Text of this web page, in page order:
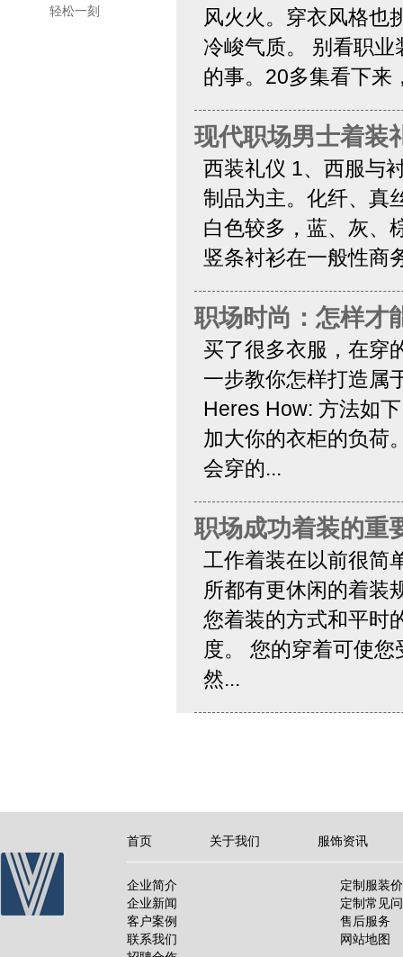
轻松一刻
风火火。穿衣风格也
冷峻气质。 别看职
的事。20多集看下来
现代职场男士着装
西装礼仪 1、西服与
制品为主。化纤、真
白色较多，蓝、灰、
竖条衬衫在一般性商
职场时尚：怎样才
买了很多衣服，在穿
一步教你怎样打造属
Heres How: 方法如
加大你的衣柜的负荷
会穿的...
职场成功着装的重
工作着装在以前很简
所都有更休闲的着装
您着装的方式和平时
度。 您的穿着可使
然...
首页 关于我们 服饰资讯
企业简介
企业新闻
客户案例
联系我们
定制服装
定制常见
售后服务
网站地图